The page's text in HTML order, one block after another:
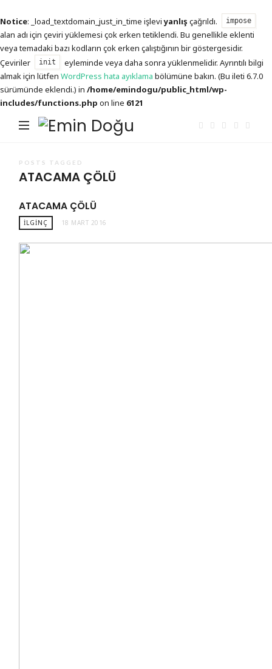
Notice: _load_textdomain_just_in_time işleviyanlış çağrıldı. impose
alan adı için çeviri yüklemesi çok erken tetiklendi. Bu genellikle eklenti
veya temadaki bazı kodların çok erken çalıştığının bir göstergesidir.
Çeviriler
init
eyleminde veya daha sonra yüklenmelidir. Ayrıntılı bilgi
almak için lütfen WordPress hata ayıklama bölümüne bakın. (Bu ileti 6.7.0
sürümünde eklendi.) in /home/emindogu/public_html/wp-
includes/functions.php on line 6121
POSTS TAGGED
ATACAMA ÇÖLÜ
ATACAMA ÇÖLÜ
İLGINÇ 18 MART 2016